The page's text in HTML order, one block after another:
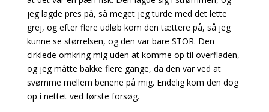
jeg lagde pres på, så meget jeg turde med det lette
grej, og efter flere udløb kom den tættere på, så jeg
kunne se størrelsen, og den var bare STOR. Den
cirklede omkring mig uden at komme op til overfladen,
og jeg måtte bakke flere gange, da den var ved at
svømme mellem benene på mig. Endelig kom den dog
op i nettet ved første forsøg.